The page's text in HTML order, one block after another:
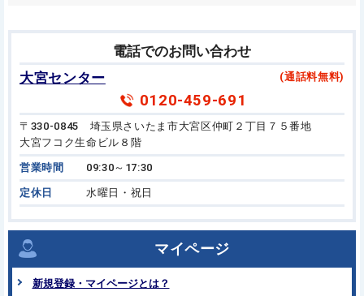
電話でのお問い合わせ
大宮センター
(通話料無料)
0120-459-691
〒330-0845 埼玉県さいたま市大宮区仲町２丁目７５番地
大宮フコク生命ビル８階
営業時間 09:30～17:30
定休日 水曜日・祝日
マイページ
新規登録・マイページとは？